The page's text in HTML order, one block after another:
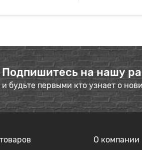
Подпишитесь на нашу
и будьте первыми кто узнает о
О компании